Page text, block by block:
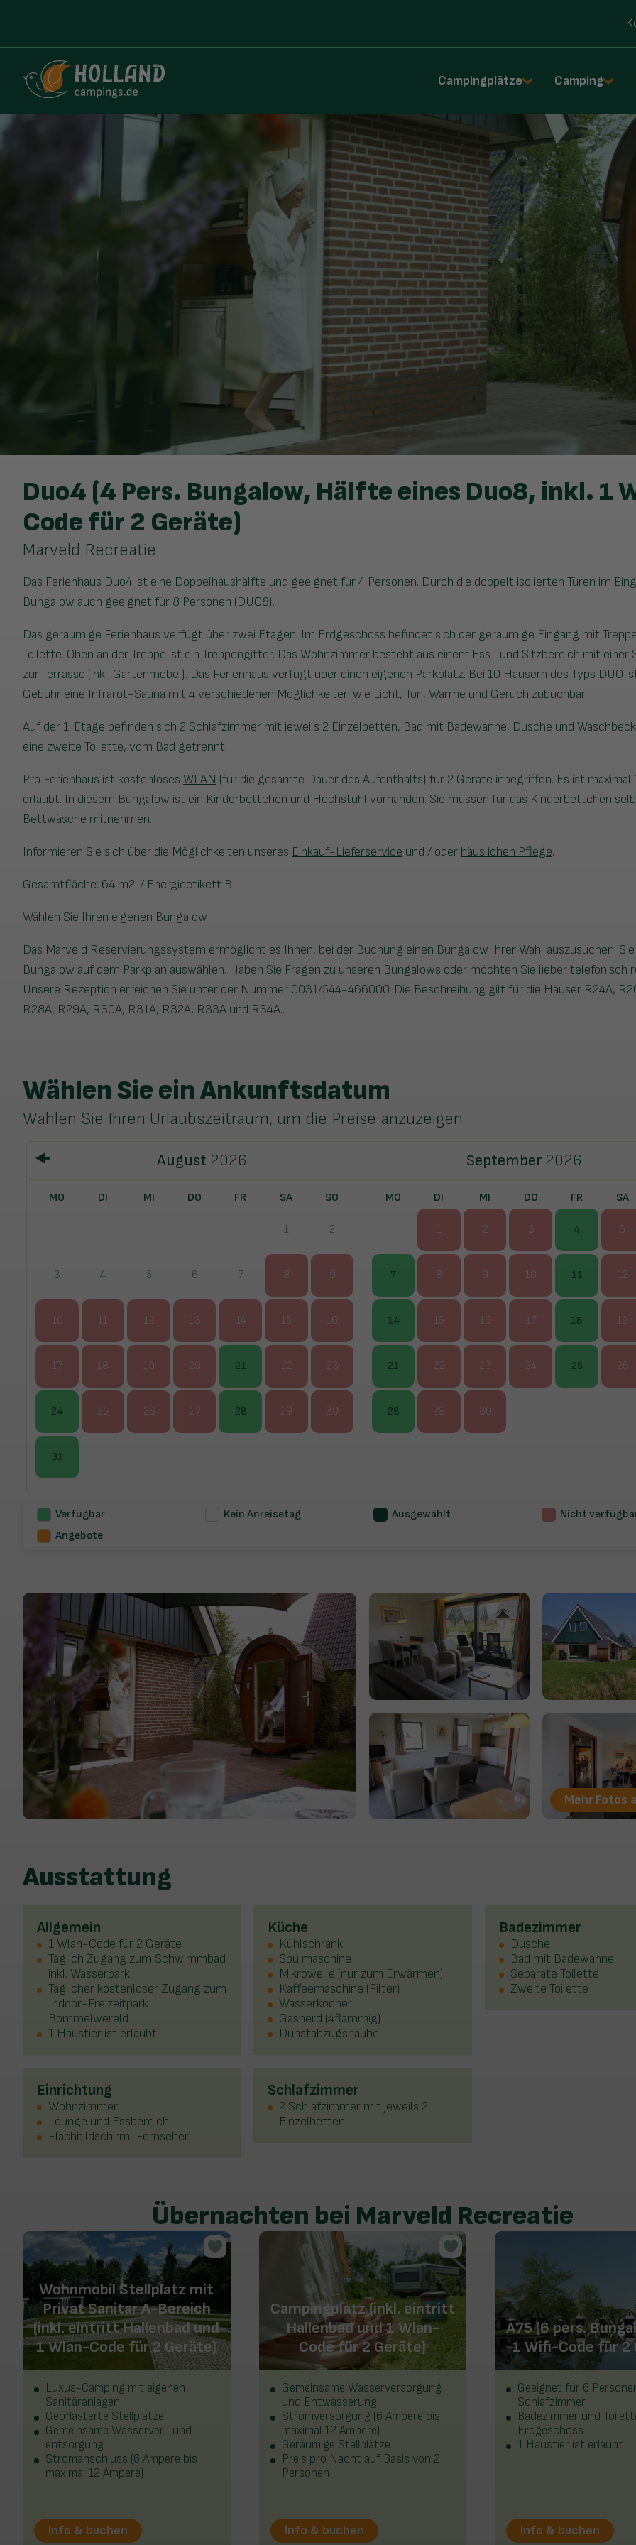
Campingplätze Camping
Duo4 (4 Pers. Bungalow, Hälfte eines Duo8, inkl. 1
Code für 2 Geräte)
Marveld Recreatie
Das Ferienhaus Duo4 ist eine Doppelhaushälfte und geeignet für 4 Personen. Durch die doppelt isolierten Türen im
Bungalow auch geeignet für 8 Personen (DUO8).
Das geräumige Ferienhaus verfügt über zwei Etagen. Im Erdgeschoss befindet sich der geräumige Eingang mit
Toilette. Oben an der Treppe ist ein Treppengitter. Das Wohnzimmer besteht aus einem Ess- und Sitzbereich mit einer
zur Terrasse (inkl. Gartenmöbel). Das Ferienhaus verfügt über einen eigenen Parkplatz. Bei 10 Häusern des Typs DUO
Gebühr eine Infrarot-Sauna mit 4 verschiedenen Möglichkeiten wie Licht, Ton, Wärme und Geruch zubuchbar.
Auf der 1. Etage befinden sich 2 Schlafzimmer mit jeweils 2 Einzelbetten, Bad mit Badewanne, Dusche und
eine zweite Toilette, vom Bad getrennt.
Pro Ferienhaus ist kostenloses WLAN (für die gesamte Dauer des Aufenthalts) für 2 Geräte inbegriffen. Es ist maximal
erlaubt. In diesem Bungalow ist ein Kinderbettchen und Hochstuhl vorhanden. Sie müssen für das Kinderbettchen
Bettwäsche mitnehmen.
Informieren Sie sich über die Möglichkeiten unseres Einkauf-Lieferservice und / oder häuslichen Pflege.
Gesamtfläche: 64 m2. / Energieetikett B
Wählen Sie Ihren eigenen Bungalow
Das Marveld Reservierungssystem ermöglicht es Ihnen, bei der Buchung einen Bungalow Ihrer Wahl auszusuchen.
Bungalow auf dem Parkplan auswählen. Haben Sie Fragen zu unseren Bungalows oder möchten Sie lieber telefonisch
Unsere Rezeption erreichen Sie unter der Nummer 0031/544-466000. Die Beschreibung gilt für die Häuser R24A,
R28A, R29A, R30A, R31A, R32A, R33A und R34A..
Wählen Sie ein Ankunftsdatum
Wählen Sie Ihren Urlaubszeitraum, um die Preise anzuzeigen
August 2026
MO DI MI DO FR SA SO
1 2
3 4 5 6 7 8 9
10 11 12 13 14 15 16
17 18 19 20 21 22 23
24 25 26 27 28 29 30
31
September 2026
MO DI MI DO FR SA
1 2 3 4 5
7 8 9 10 11 12
14 15 16 17 18 19
21 22 23 24 25 26
28 29 30
Verfügbar Kein Anreisetag Ausgewählt
Nicht
Angebote
Mehr Fotos
Ausstattung
Allgemein
1 Wlan-Code für 2 Geräte
Täglich Zugang zum Schwimmbad
inkl. Wasserpark
Täglicher kostenloser Zugang zum
Indoor-Freizeitpark
Bommelwereld
1 Haustier ist erlaubt
Einrichtung
Wohnzimmer
Lounge und Essbereich
Flachbildschirm-Fernseher
Küche
Kühlschrank
Spülmaschine
Mikrowelle (nur zum Erwärmen)
Kaffeemaschine (Filter)
Wasserkocher
Gasherd (4flammig)
Dunstabzugshaube
Schlafzimmer
2 Schlafzimmer mit jeweils 2
Einzelbetten
Badezimmer
Dusche
Bad mit Badewanne
Separate Toilette
Zweite Toilette
Übernachten bei Marveld Recreatie
Wohnmobil Stellplatz mit
Privat Sanitar A-Bereich
(inkl. eintritt Hallenbad und
1 Wlan-Code für 2 Geräte)
Luxus-Camping mit eigenen
Sanitäranlagen
Gepflasterte Stellplätze
Gemeinsame Wasserver- und -
entsorgung
Stromanschluss (6 Ampere bis
maximal 12 Ampere)
Info & buchen
Campingplatz (inkl. eintritt
Hallenbad und 1 Wlan-
Code für 2 Geräte)
Gemeinsame Wasserversorgung
und Entwässerung
Stromversorgung (6 Ampere bis
maximal 12 Ampere)
Geräumige Stellplätze
Preis pro Nacht auf Basis von 2
Personen
Info & buchen
A75 (6 pers.
1 Wifi-Code für 2
Geeignet für 6
Schlafzimmer
Badezimmer und
Erdgeschoss
1 Haustier ist erlaubt
Info & buchen